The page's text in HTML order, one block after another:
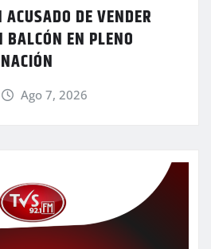
DE VENDER
BALCÓN EN PLENO
Ago 7, 2026